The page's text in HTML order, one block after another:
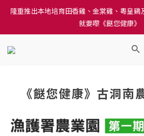
訂單結帳注意事項：送貨方法中選擇區域 -
小心選擇分區及區域, 因資料錯誤會
就要嚟《餸您健康》
訂單結帳注意事項：送貨方法中選擇區域 -
小心選擇分區及區域, 因資料錯誤會
《餸您健康》古洞南